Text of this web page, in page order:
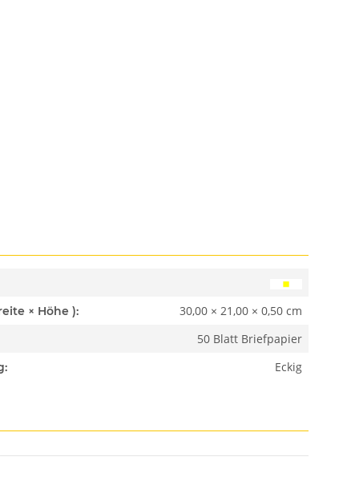
Abmessungen ( Länge × Breite × Höhe ):
30,00 × 21,00 × 0,50 cm
50 Blatt Briefpapier
Eckig